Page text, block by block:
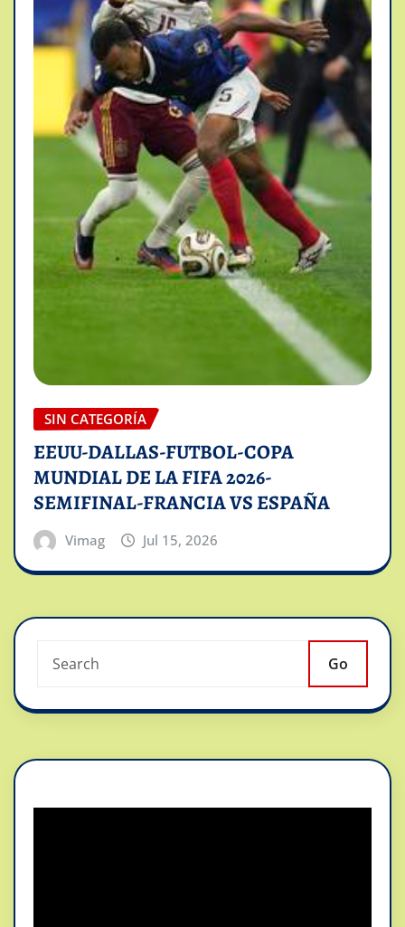
SIN CATEGORÍA
EEUU-DALLAS-FUTBOL-COPA
MUNDIAL DE LA FIFA 2026-
SEMIFINAL-FRANCIA VS ESPAÑA
Vimag Jul 15, 2026
Go